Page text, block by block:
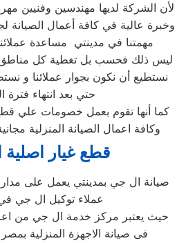
لأن الشركة لديها مهندسين وفنيين
وخبرة عالية في كافة أعمال الصيانة
مهمتنا في مدينتي‏ مساعدة
ليس ذلك فحسب بل تغطية كل مناطق
نستطيع أن نكون بجوار عملائنا و
حتي بعد انتهاء فترة
كما أنها تقوم بعمل خصومات علي قطع
وكافة اعمال الصيانة المنزلية
قطع غيار
صيانة ال جي بمدينتي‏ يعمل على
عملاء توكيل ال جي
حيث يعتبر مركز خدمة ال جي من
فى صيانة الاجهزة المنزلية